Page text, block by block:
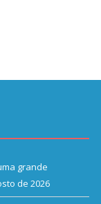
grande
de 2026